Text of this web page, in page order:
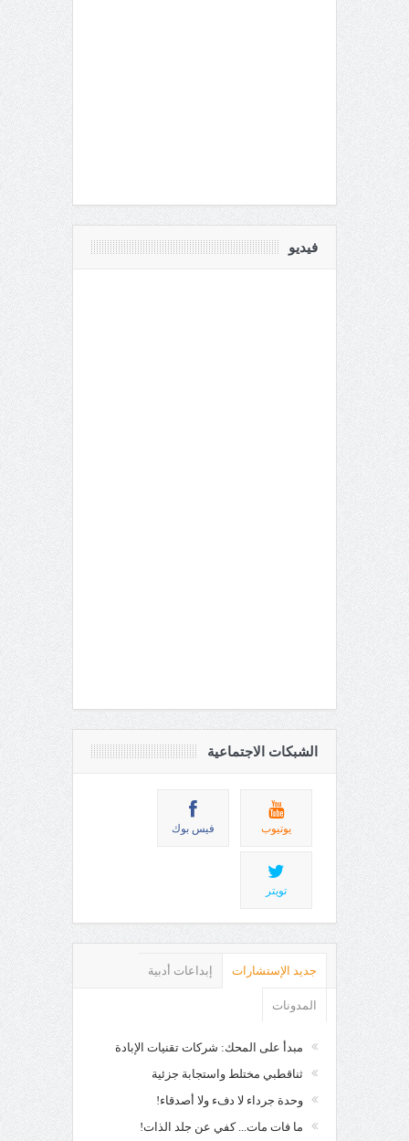
فيديو
الشبكات الاجتماعية
يوتيوب فيس بوك
تويتر
جديد الإستشارات إبداعات أدبية
المدونات
مبدأ على المحك: شركات تقنيات الإبادة
ثناقطبي مختلط واستجابة جزئية
وحدة جرداء لا دفء ولا أصدقاء!
ما فات مات... كفي عن جلد الذات!